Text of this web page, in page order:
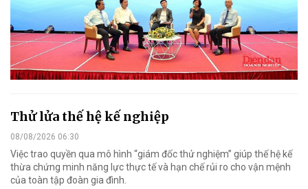
Thử lửa thế hệ kế nghiệp
08/08/2026 06:30
Việc trao quyền qua mô hình “giám đốc thử nghiệm” giúp thế hệ kế
thừa chứng minh năng lực thực tế và hạn chế rủi ro cho vận mệnh
của toàn tập đoàn gia đình.